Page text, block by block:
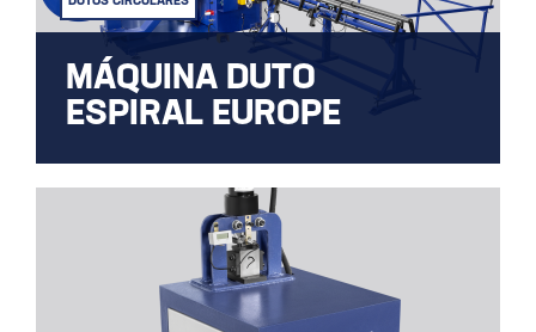
MÁQUINA DUTO
ESPIRAL EUROPE